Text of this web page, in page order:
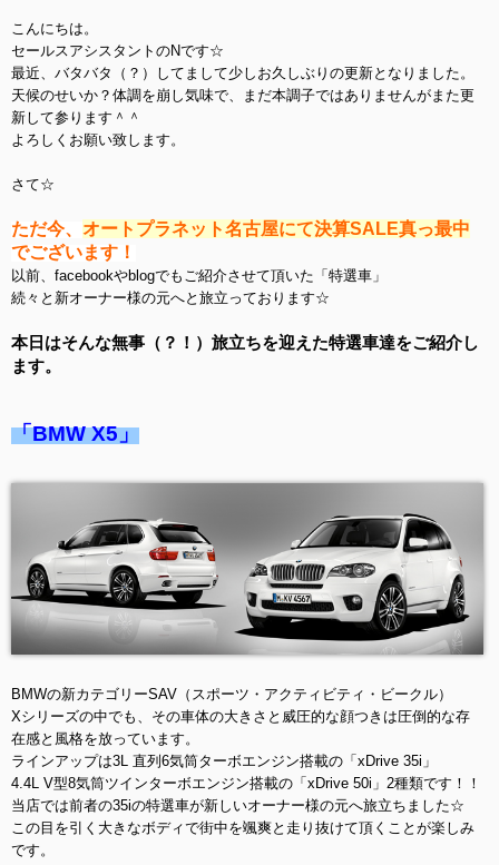
こんにちは。
セールスアシスタントのNです☆
最近、バタバタ（？）してまして少しお久しぶりの更新となりました。
天候のせいか？体調を崩し気味で、まだ本調子ではありませんがまた更
新して参ります＾＾
よろしくお願い致します。
さて☆
ただ今、 オートプラネット名古屋にて決算SALE真っ最中
でございます！
以前、facebookやblogでもご紹介させて頂いた「特選車」
続々と新オーナー様の元へと旅立っております☆
本日はそんな無事（？！）旅立ちを迎えた特選車達をご紹介し
ます。
「BMW X5」
BMWの新カテゴリーSAV（スポーツ・アクティビティ・ビークル）
Xシリーズの中でも、その車体の大きさと威圧的な顔つきは圧倒的な存
在感と風格を放っています。
ラインアップは3L 直列6気筒ターボエンジン搭載の「xDrive 35i」
4.4L V型8気筒ツインターボエンジン搭載の「xDrive 50i」2種類です！！
当店では前者の35iの特選車が新しいオーナー様の元へ旅立ちました☆
この目を引く大きなボディで街中を颯爽と走り抜けて頂くことが楽しみ
です。